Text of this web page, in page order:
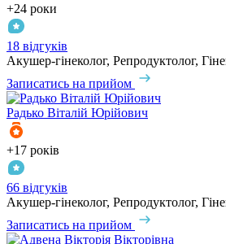
+24 роки
18 відгуків
Акушер-гінеколог, Репродуктолог,
Записатись на прийом
Радько Віталій Юрійович
+17 років
66 відгуків
Акушер-гінеколог, Репродуктолог,
Записатись на прийом